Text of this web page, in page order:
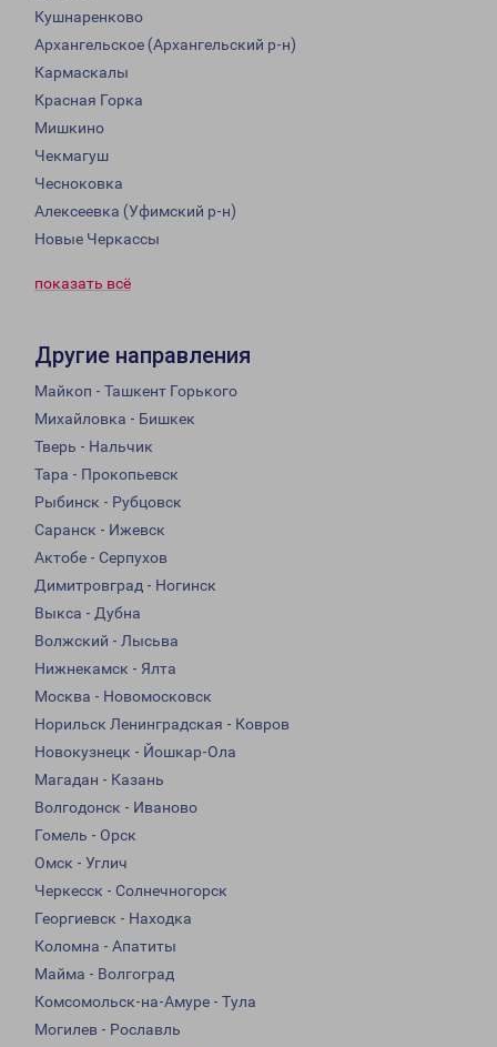
Кушнаренково
Архангельское (Архангельский р-н)
Кармаскалы
Красная Горка
Мишкино
Чекмагуш
Чесноковка
Алексеевка (Уфимский р-н)
Новые Черкассы
показать всё
Другие направления
Майкоп - Ташкент Горького
Михайловка - Бишкек
Тверь - Нальчик
Тара - Прокопьевск
Рыбинск - Рубцовск
Саранск - Ижевск
Актобе - Серпухов
Димитровград - Ногинск
Выкса - Дубна
Волжский - Лысьва
Нижнекамск - Ялта
Москва - Новомосковск
Норильск Ленинградская - Ковров
Новокузнецк - Йошкар-Ола
Магадан - Казань
Волгодонск - Иваново
Гомель - Орск
Омск - Углич
Черкесск - Солнечногорск
Георгиевск - Находка
Коломна - Апатиты
Майма - Волгоград
Комсомольск-на-Амуре - Тула
Могилев - Рославль